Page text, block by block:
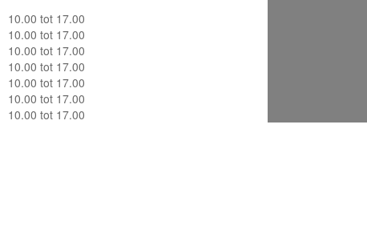
10.00 tot 17.00
10.00 tot 17.00
10.00 tot 17.00
10.00 tot 17.00
10.00 tot 17.00
10.00 tot 17.00
10.00 tot 17.00